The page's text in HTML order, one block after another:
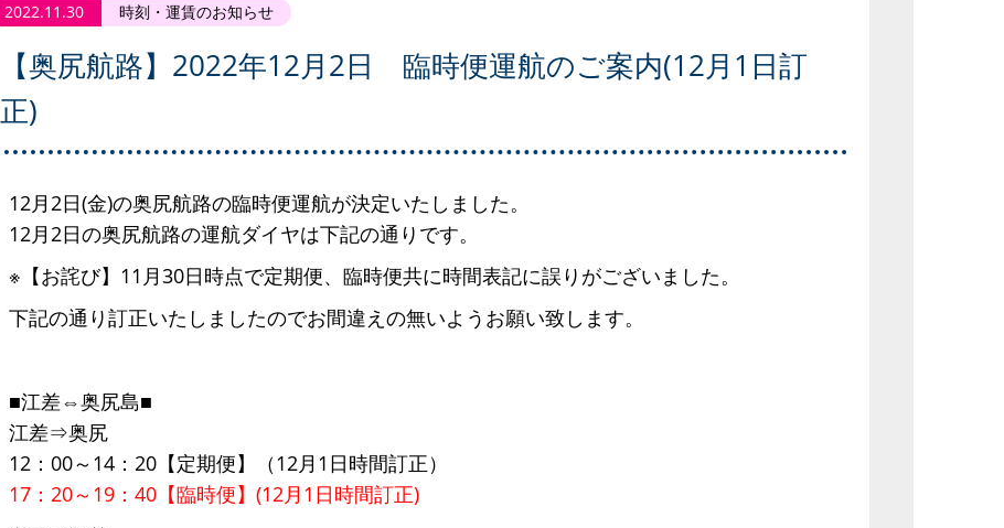
2022.11.30 時刻・運賃のお知らせ
【奥尻航路】2022年12月2日 臨時便運航のご案内(12月1日訂
正)
12月2日(金)の奥尻航路の臨時便運航が決定いたしました。
12月2日の奥尻航路の運航ダイヤは下記の通りです。
※【お詫び】11月30日時点で定期便、臨時便共に時間表記に誤りがございました。
下記の通り訂正いたしましたのでお間違えの無いようお願い致します。
■江差⇔奥尻島■
江差⇒奥尻
12：00～14：20【定期便】（12月1日時間訂正）
17：20～19：40【臨時便】(12月1日時間訂正)